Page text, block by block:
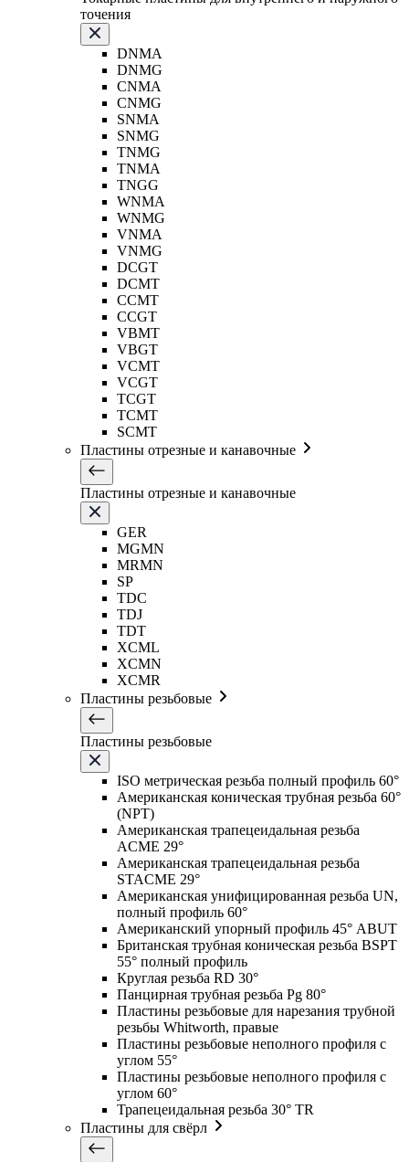
точения
DNMA
DNMG
CNMA
CNMG
SNMA
SNMG
TNMG
TNMA
TNGG
WNMA
WNMG
VNMA
VNMG
DCGT
DCMT
CCMT
CCGT
VBMT
VBGT
VCMT
VCGT
TCGT
TCMT
SCMT
Пластины отрезные и канавочные
Пластины отрезные и канавочные
GER
MGMN
MRMN
SP
TDC
TDJ
TDT
XCML
XCMN
XCMR
Пластины резьбовые
Пластины резьбовые
ISO метрическая резьба полный профиль 60°
Американская коническая трубная резьба 60°
(NPT)
Американская трапецеидальная резьба
ACME 29°
Американская трапецеидальная резьба
STACME 29°
Американская унифицированная резьба UN,
полный профиль 60°
Американский упорный профиль 45° ABUT
Британская трубная коническая резьба BSPT
55° полный профиль
Круглая резьба RD 30°
Панцирная трубная резьба Pg 80°
Пластины резьбовые для нарезания трубной
резьбы Whitworth, правые
Пластины резьбовые неполного профиля с
углом 55°
Пластины резьбовые неполного профиля с
углом 60°
Трапецеидальная резьба 30° TR
Пластины для свёрл